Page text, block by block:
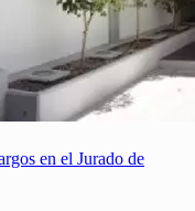
en el Jurado de